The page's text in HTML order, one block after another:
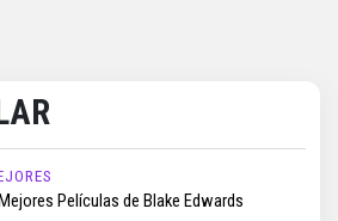
Películas de Blake Edwards